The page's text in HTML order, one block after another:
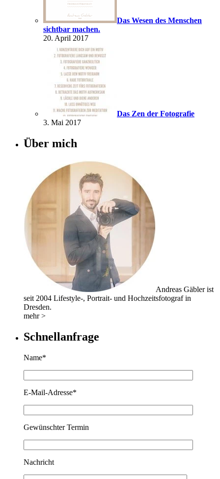
Das Wesen des Menschen
sichtbar machen.
20. April 2017
Das Zen der Fotografie
3. Mai 2017
Über mich
Andreas Gäbler ist
seit 2004 Lifestyle-, Portrait- und Hochzeitsfotograf in
Dresden.
mehr >
Schnellanfrage
Name*
E-Mail-Adresse*
Gewünschter Termin
Nachricht